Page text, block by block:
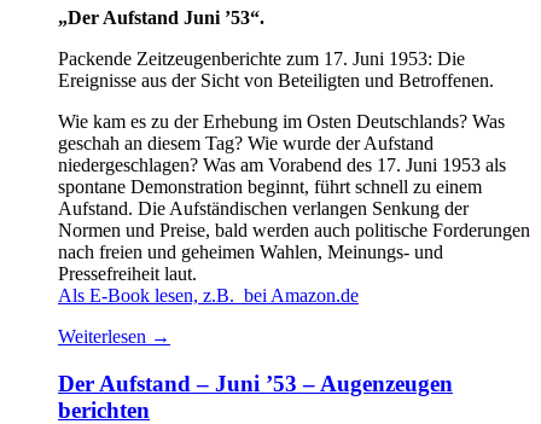
„Der Aufstand Juni ’53“.
Packende Zeitzeugenberichte zum 17. Juni 1953: Die
Ereignisse aus der Sicht von Beteiligten und Betroffenen.
Wie kam es zu der Erhebung im Osten Deutschlands? Was
geschah an diesem Tag? Wie wurde der Aufstand
niedergeschlagen? Was am Vorabend des 17. Juni 1953 als
spontane Demonstration beginnt, führt schnell zu einem
Aufstand. Die Aufständischen verlangen Senkung der
Normen und Preise, bald werden auch politische Forderungen
nach freien und geheimen Wahlen, Meinungs- und
Pressefreiheit laut.
Als E-Book lesen, z.B. bei Amazon.de
Weiterlesen →
Der Aufstand – Juni ’53 – Augenzeugen
berichten